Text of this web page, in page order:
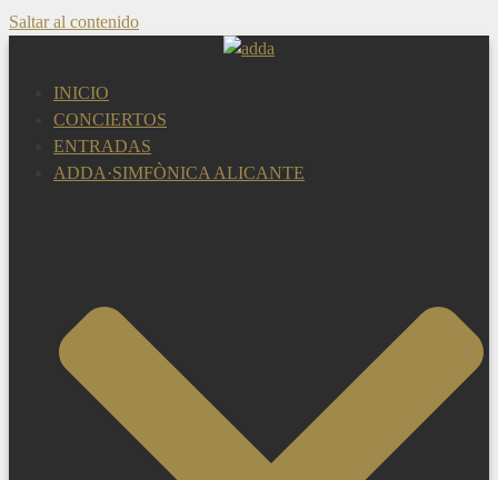
Saltar al contenido
INICIO
CONCIERTOS
ENTRADAS
ADDA·SIMFÒNICA ALICANTE